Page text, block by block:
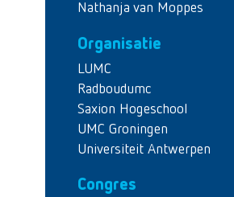
Nathanja van Moppes
Organisatie
LUMC
Radboudumc
Saxion Hogeschool
UMC Groningen
Universiteit Antwerpen
Congres